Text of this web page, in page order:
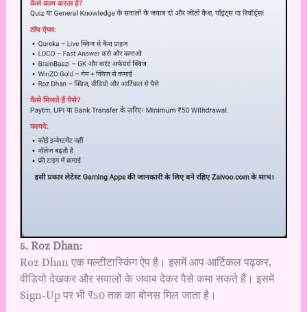
5. Roz Dhan:
Roz Dhan एक मल्टीटास्किंग ऐप है। इसमें आप आर्टिकल पढ़कर,
वीडियो देखकर और सवालों के जवाब देकर पैसे कमा सकते हैं। इसमें
Sign-Up पर भी ₹50 तक का बोनस मिल जाता है।